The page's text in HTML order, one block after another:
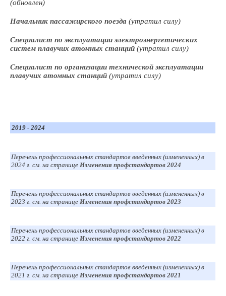
(обновлен)
Начальник пассажирского поезда (утратил силу)
Специалист по эксплуатации электроэнергетических
систем плавучих атомных станций (утратил силу)
Специалист по организации технической эксплуатации
плавучих атомных станций (утратил силу)
2019 - 2024
Перечень профессиональных стандартов введенных (измененных) в
2024 г. см. на странице Изменения профстандартов 2024
Перечень профессиональных стандартов введенных (измененных) в
2023 г. см. на странице Изменения профстандартов 2023
Перечень профессиональных стандартов введенных (измененных) в
2022 г. см. на странице Изменения профстандартов 2022
Перечень профессиональных стандартов введенных (измененных) в
2021 г. см. на странице Изменения профстандартов 2021